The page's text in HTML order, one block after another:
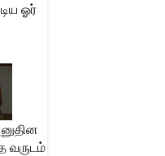
ஓர்
வருடம்